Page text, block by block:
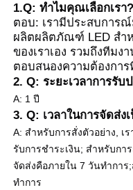
1.Q: ทําไมคุณเลือกเรา?
ตอบ: เรามีประสบการ
ผลิตผลิตภัณฑ์ LED สําห
ของเราเอง รวมถึงทีม
ตอบสนองความต้องกา
2. Q: ระยะเวลาการรั
A: 1 ปี
3. Q: เวลาในการจัดส่ง
A: สําหรับการสั่งตัวอย่าง,
รับการชําระเงิน; สําหรับก
จัดส่งคือภายใน 7 วันทําการ;
ทําการ